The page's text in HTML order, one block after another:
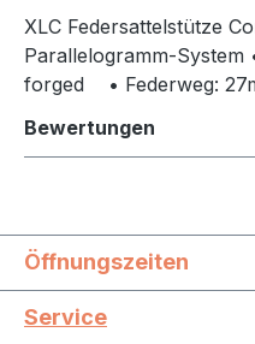
XLC Federsattelstütze
Parallelogramm-System
forged • Federweg:
Bewertungen
Öffnungszeiten
Service